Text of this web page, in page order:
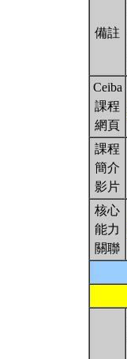
備註
Ceiba
課程
網頁
課程
簡介
影片
核心
能力
關聯